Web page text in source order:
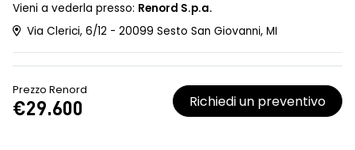
Vieni a vederla presso: Renord S.p.a.
Via Clerici, 6/12 - 20099 Sesto San Giovanni, MI
Prezzo Renord
€29.600 Richiedi un preventivo